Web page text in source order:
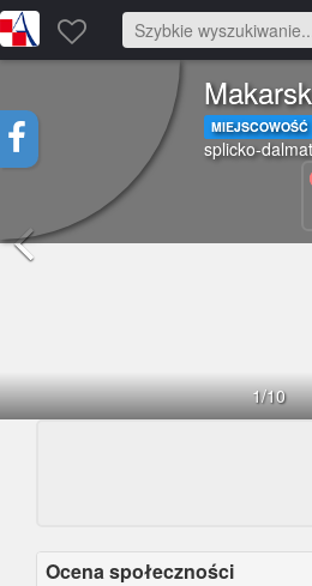
MIEJSCOWOŚĆ
splicko-
1/10
Ocena społeczności